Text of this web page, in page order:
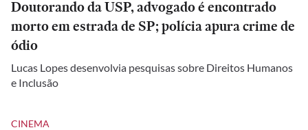
Doutorando da USP, advogado é encontrado
morto em estrada de SP; polícia apura crime de
ódio
Lucas Lopes desenvolvia pesquisas sobre Direitos Humanos
e Inclusão
CINEMA